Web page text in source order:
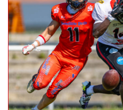
21.06.2026: Marburg
Teil 1